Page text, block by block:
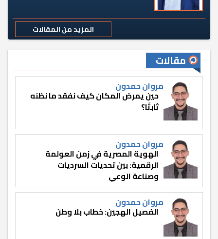
المزيد من المقالات
مقالات
مروان حمدون
حين يمرض المكان كيف نفقد ما نظنه
ثابتًا؟
مروان حمدون
الهوية المصرية في زمن العولمة
الرقمية: بين تحديات السرديات
وصناعة الوعي
مروان حمدون
الفصيل الهجين: خطاب بلا وطن